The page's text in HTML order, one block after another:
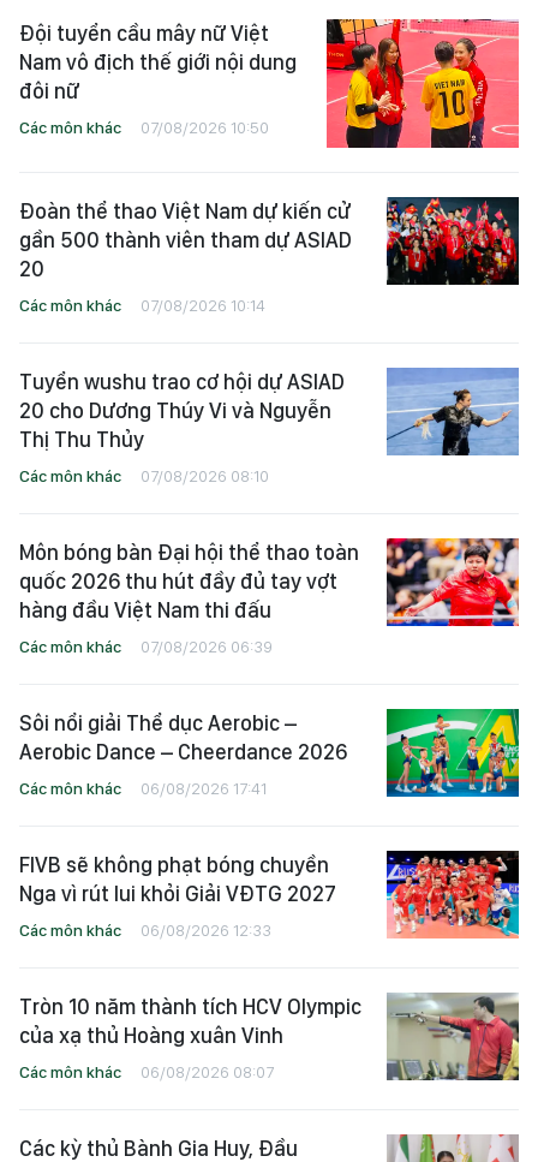
Đội tuyển cầu mây nữ Việt
Nam vô địch thế giới nội dung
đôi nữ
Các môn khác 07/08/2026 10:50
Đoàn thể thao Việt Nam dự kiến cử
gần 500 thành viên tham dự ASIAD
20
Các môn khác 07/08/2026 10:14
Tuyển wushu trao cơ hội dự ASIAD
20 cho Dương Thúy Vi và Nguyễn
Thị Thu Thủy
Các môn khác 07/08/2026 08:10
Môn bóng bàn Đại hội thể thao toàn
quốc 2026 thu hút đầy đủ tay vợt
hàng đầu Việt Nam thi đấu
Các môn khác 07/08/2026 06:39
Sôi nổi giải Thể dục Aerobic –
Aerobic Dance – Cheerdance 2026
Các môn khác 06/08/2026 17:41
FIVB sẽ không phạt bóng chuyền
Nga vì rút lui khỏi Giải VĐTG 2027
Các môn khác 06/08/2026 12:33
Tròn 10 năm thành tích HCV Olympic
của xạ thủ Hoàng xuân Vinh
Các môn khác 06/08/2026 08:07
Các kỳ thủ Bành Gia Huy, Đầu